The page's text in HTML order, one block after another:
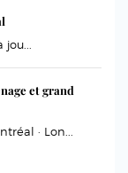
et grand
· Lon...